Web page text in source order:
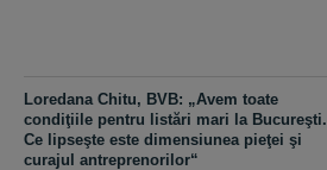
Loredana Chitu, BVB: „Avem toate
condiţiile pentru listări mari la Bucureşti.
Ce lipseşte este dimensiunea pieţei şi
curajul antreprenorilor“